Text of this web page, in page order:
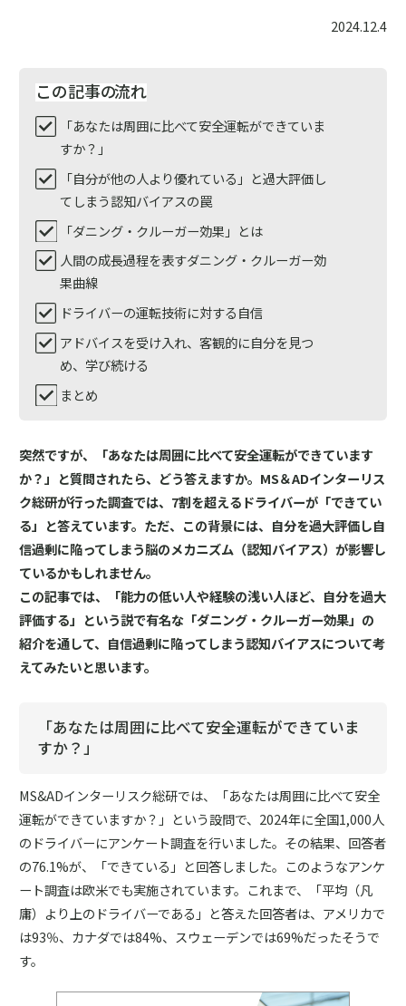
2024.12.4
この記事の流れ
「あなたは周囲に比べて安全運転ができていま
すか？」
「自分が他の人より優れている」と過大評価し
てしまう認知バイアスの罠
「ダニング・クルーガー効果」とは
人間の成長過程を表すダニング・クルーガー効
果曲線
ドライバーの運転技術に対する自信
アドバイスを受け入れ、客観的に自分を見つ
め、学び続ける
まとめ
突然ですが、「あなたは周囲に比べて安全運転ができています
か？」と質問されたら、どう答えますか。MS＆ADインターリス
ク総研が行った調査では、7割を超えるドライバーが「できてい
る」と答えています。ただ、この背景には、自分を過大評価し自
信過剰に陥ってしまう脳のメカニズム（認知バイアス）が影響し
ているかもしれません。
この記事では、「能力の低い人や経験の浅い人ほど、自分を過大
評価する」という説で有名な「ダニング・クルーガー効果」の
紹介を通して、自信過剰に陥ってしまう認知バイアスについて考
えてみたいと思います。
「あなたは周囲に比べて安全運転ができていま
すか？」
MS&ADインターリスク総研では、「あなたは周囲に比べて安全
運転ができていますか？」という設問で、2024年に全国1,000人
のドライバーにアンケート調査を行いました。その結果、回答者
の76.1%が、「できている」と回答しました。このようなアンケ
ート調査は欧米でも実施されています。これまで、「平均（凡
庸）より上のドライバーである」と答えた回答者は、アメリカで
は93％、カナダでは84%、スウェーデンでは69%だったそうで
す。